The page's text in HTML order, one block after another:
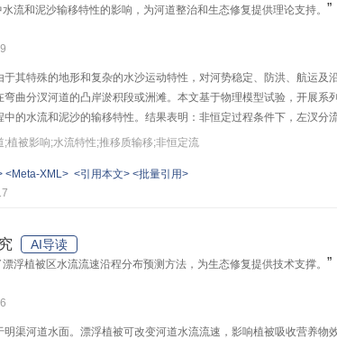
流和泥沙输移特性的影响，为河道整治和生态修复提供理论支持。 ”
于其特殊的地形和复杂的水沙运动特性，对河势稳定、防洪、航运
弯曲分汊河道的凸岸淤积段或洲滩。本文基于物理模型试验，开展
的水流和泥沙的输移特性。结果表明：非恒定过程条件下，左汊
设密度的大小对分流比影响较小。对于推移质输移，支汊植被的存
程度上可为相关的河道整治、河流生态修复等提供理论支持。
;植被影响;水流特性;推移质输移;非恒定流
<Meta-XML> <引用本文> <批量引用>
AI导读
浮植被区水流流速沿程分布预测方法，为生态修复提供技术支撑。 ”
渠河道水面。漂浮植被可改变河道水流流速，影响植被吸收营养